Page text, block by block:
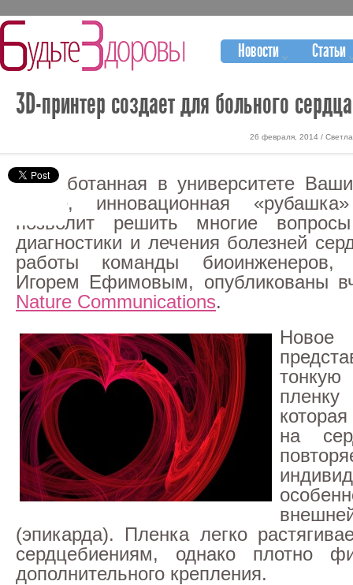
Новости Статьи
3D-принтер создает для больного
26 февраля, 2014 /
Разработанная в университете
Луисе, инновационная
позволит решить многие
диагностики и лечения болезней
работы команды биоинженеров,
Игорем Ефимовым, опубликованы
Nature Communications.
на
(эпикарда). Пленка легко
сердцебиениям, однако плотно
дополнительного крепления.